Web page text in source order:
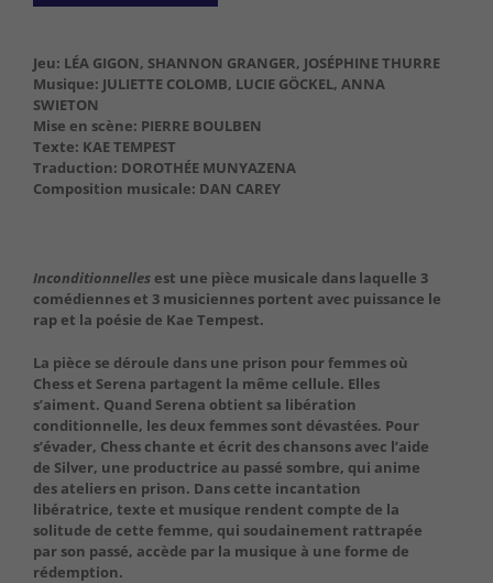
Jeu: LÉA GIGON, SHANNON GRANGER, JOSÉPHINE THURRE
Musique: JULIETTE COLOMB, LUCIE GÖCKEL, ANNA
SWIETON
Mise en scène: PIERRE BOULBEN
Texte: KAE TEMPEST
Traduction: DOROTHÉE MUNYAZENA
Composition musicale: DAN CAREY
Inconditionnelles est une pièce musicale dans laquelle 3
comédiennes et 3 musiciennes portent avec puissance le
rap et la poésie de Kae Tempest.
La pièce se déroule dans une prison pour femmes où
Chess et Serena partagent la même cellule. Elles
s’aiment. Quand Serena obtient sa libération
conditionnelle, les deux femmes sont dévastées. Pour
s’évader, Chess chante et écrit des chansons avec l’aide
de Silver, une productrice au passé sombre, qui anime
des ateliers en prison. Dans cette incantation
libératrice, texte et musique rendent compte de la
solitude de cette femme, qui soudainement rattrapée
par son passé, accède par la musique à une forme de
rédemption.